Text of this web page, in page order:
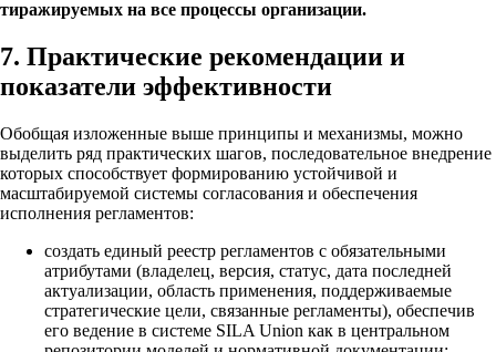
тиражируемых на все процессы организации.
7. Практические рекомендации и
показатели эффективности
Обобщая изложенные выше принципы и механизмы, можно
выделить ряд практических шагов, последовательное внедрение
которых способствует формированию устойчивой и
масштабируемой системы согласования и обеспечения
исполнения регламентов:
создать единый реестр регламентов с обязательными
атрибутами (владелец, версия, статус, дата последней
актуализации, область применения, поддерживаемые
стратегические цели, связанные регламенты), обеспечив
его ведение в системе SILA Union как в центральном